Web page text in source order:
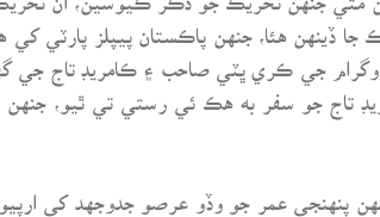
جي صورت ۾ نمودار ڪيو هو. اهي 1967ع کان 1969ع جي تحريڪ جا ڏينهن هئا، جنهن
جي ڪري ڀٽي صاحب ۽ ڪامريڊ تاج جي
تاج جو سفر به هڪ ئي رستي تي ٿيو، جنهن
پنهنجي عمر جو وڏو عرصو جدوجهد کي